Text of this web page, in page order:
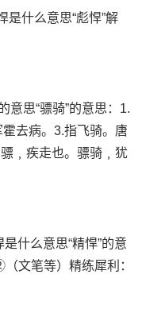
是什么意思“彪悍”解
意思“骠骑”的意思：1.
去病。3.指飞骑。唐
﹐疾走也。骠骑﹐犹
什么意思“精悍”的意
文笔等）精练犀利：